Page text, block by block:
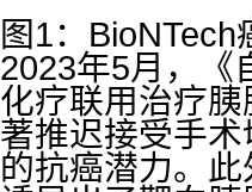
图1：BioNTech
2023年5月，《
化疗联用治疗
著推迟接受手
的抗癌潜力。